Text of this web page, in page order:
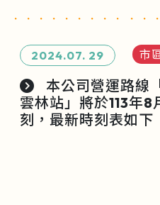
2024.07. 29 市
本公司營運路線
雲林站」將於113年8
刻，最新時刻表如下